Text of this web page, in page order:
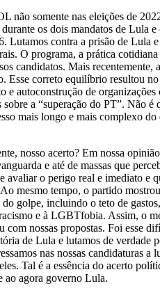
não somente nas eleições de
os dois mandatos de
contra a prisão de Lula
O programa, a prática
candidatos. Mais
correto equilíbrio resultou
autoconstrução de
a “superação do PT”.
mais longo e mais complexo
nosso acerto? Em nossa
e até de massas que
avaliar o perigo real e imediato
mesmo tempo, o partido
golpe, incluindo o teto de
e à LGBTfobia. Assim,
nossas propostas. Foi esse
de Lula e lutamos de
nas nossas
Tal é a essência do acerto
ao agora governo Lula.